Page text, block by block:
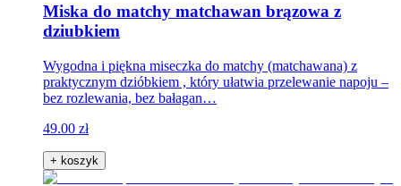
Miska do matchy matchawan brązowa z
dziubkiem
Wygodna i piękna miseczka do matchy (matchawana) z
praktycznym dzióbkiem , który ułatwia przelewanie napoju –
bez rozlewania, bez bałagan…
49.00 zł
+ koszyk